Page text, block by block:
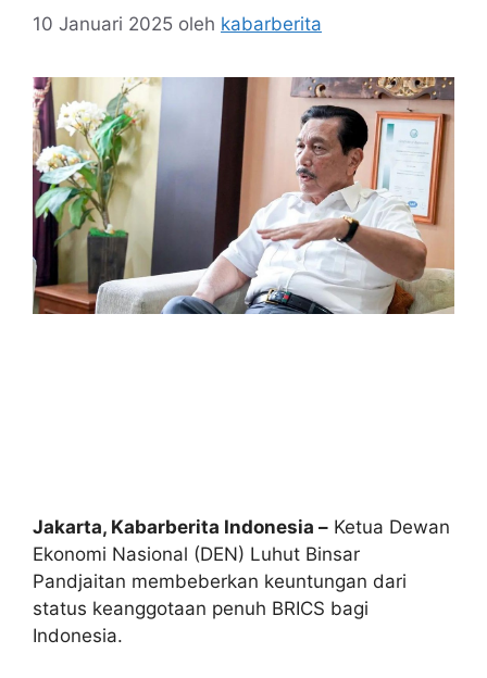
10 Januari 2025 oleh kabarberita
Jakarta, Kabarberita Indonesia – Ketua Dewan
Ekonomi Nasional (DEN) Luhut Binsar
Pandjaitan membeberkan keuntungan dari
status keanggotaan penuh BRICS bagi
Indonesia.